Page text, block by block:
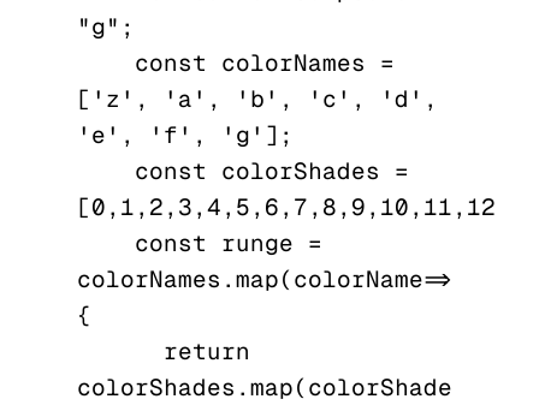
"g";
['z', 'a', 'b', 'c', 'd',
'e', 'f', 'g'];
colorNames.map(colorName =>
{
colorShades.map(colorShade